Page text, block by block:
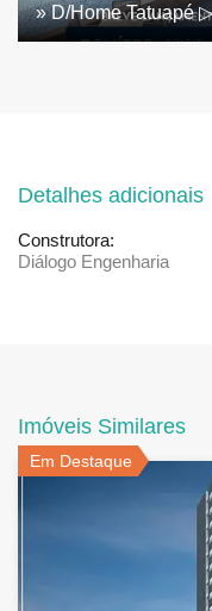
» D/Home Tatuapé
Detalhes adicionais
Construtora:
Diálogo Engenharia
Imóveis Similares
Em Destaque